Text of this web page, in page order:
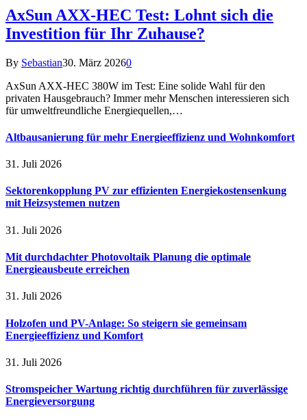
AxSun AXX-HEC Test: Lohnt sich die
Investition für Ihr Zuhause?
By Sebastian30. März 20260
AxSun AXX-HEC 380W im Test: Eine solide Wahl für den
privaten Hausgebrauch? Immer mehr Menschen interessieren sich
für umweltfreundliche Energiequellen,…
Altbausanierung für mehr Energieeffizienz und Wohnkomfort
31. Juli 2026
Sektorenkopplung PV zur effizienten Energiekostensenkung
mit Heizsystemen nutzen
31. Juli 2026
Mit durchdachter Photovoltaik Planung die optimale
Energieausbeute erreichen
31. Juli 2026
Holzofen und PV-Anlage: So steigern sie gemeinsam
Energieeffizienz und Komfort
31. Juli 2026
Stromspeicher Wartung richtig durchführen für zuverlässige
Energieversorgung